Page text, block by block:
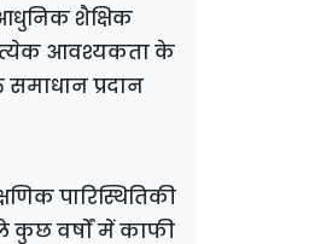
शैक्षिक
आवश्यकता के
प्रदान
पारिस्थितिकी
कुछ वर्षों में काफी